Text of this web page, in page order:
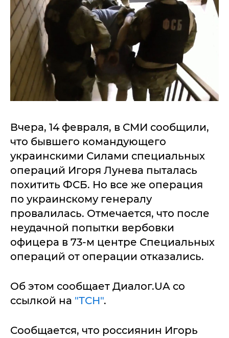
Вчера, 14 февраля, в СМИ сообщили,
что бывшего командующего
украинскими Силами специальных
операций Игоря Лунева пыталась
похитить ФСБ. Но все же операция
по украинскому генералу
провалилась. Отмечается, что после
неудачной попытки вербовки
офицера в 73-м центре Специальных
операций от операции отказались.
Об этом сообщает Диалог.UA со
ссылкой на "ТСН".
Сообщается, что россиянин Игорь